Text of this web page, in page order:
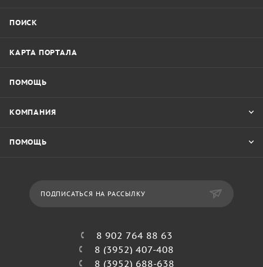
ПОИСК
КАРТА ПОРТАЛА
ПОМОЩЬ
КОМПАНИЯ
ПОМОЩЬ
ПОДПИСАТЬСЯ НА РАССЫЛКУ
8 902 764 88 63
8 (3952) 407-408
8 (3952) 688-638